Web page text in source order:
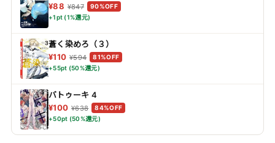
¥88 ¥847
90%OFF
+1pt (1%還元)
蒼く染めろ（３）
¥110 ¥594
81%OFF
+55pt (50%還元)
バトゥーキ 4
¥100 ¥638
84%OFF
+50pt (50%還元)